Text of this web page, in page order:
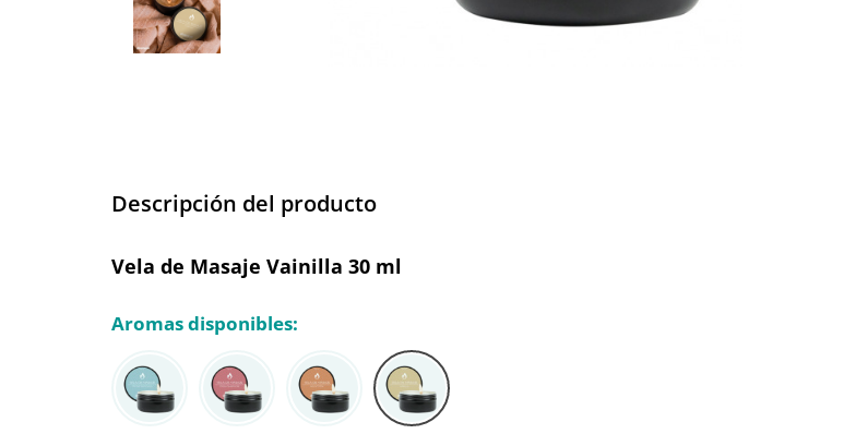
Descripción del producto
Vela de Masaje Vainilla 30 ml
Aromas disponibles: